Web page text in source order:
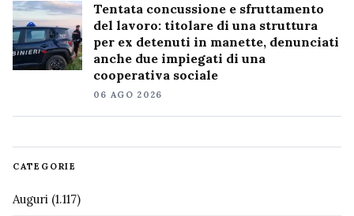
Tentata concussione e sfruttamento
del lavoro: titolare di una struttura
per ex detenuti in manette, denunciati
anche due impiegati di una
cooperativa sociale
06 AGO 2026
CATEGORIE
Auguri (1.117)